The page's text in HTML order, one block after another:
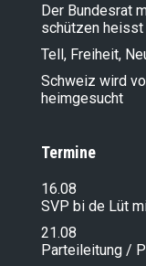
Der Bundesrat
schützen
Tell, Freiheit,
Schweiz wird
heimgesucht
Termine
16.08
SVP bi de Lüt
21.08
Parteileitung /